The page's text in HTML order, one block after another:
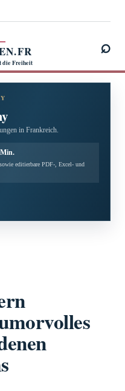
die Freiheit
⌕
in Frankreich.
Min.
editierbare PDF-, Excel- und